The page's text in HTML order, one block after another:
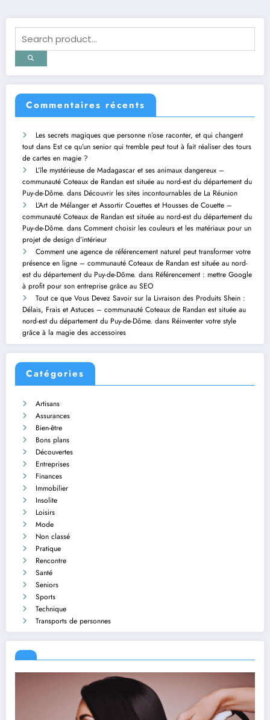
Commentaires récents
Les secrets magiques que personne n’ose raconter, et qui changent
tout dans Est ce qu’un senior qui tremble peut tout à fait réaliser des tours
de cartes en magie ?
L’île mystérieuse de Madagascar et ses animaux dangereux –
communauté Coteaux de Randan est située au nord-est du département du
Puy-de-Dôme. dans Découvrir les sites incontournables de La Réunion
L’Art de Mélanger et Assortir Couettes et Housses de Couette –
communauté Coteaux de Randan est située au nord-est du département du
Puy-de-Dôme. dans Comment choisir les couleurs et les matériaux pour un
projet de design d’intérieur
Comment une agence de référencement naturel peut transformer votre
présence en ligne – communauté Coteaux de Randan est située au nord-
est du département du Puy-de-Dôme. dans Référencement : mettre Google
à profit pour son entreprise grâce au SEO
Tout ce que Vous Devez Savoir sur la Livraison des Produits Shein :
Délais, Frais et Astuces – communauté Coteaux de Randan est située au
nord-est du département du Puy-de-Dôme. dans Réinventer votre style
grâce à la magie des accessoires
Catégories
Artisans
Assurances
Bien-être
Bons plans
Découvertes
Entreprises
Finances
Immobilier
Insolite
Loisirs
Mode
Non classé
Pratique
Rencontre
Santé
Seniors
Sports
Technique
Transports de personnes